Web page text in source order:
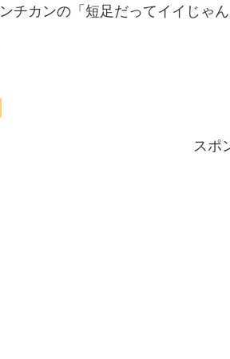
チカンの「短足だってイイじゃ
スポ